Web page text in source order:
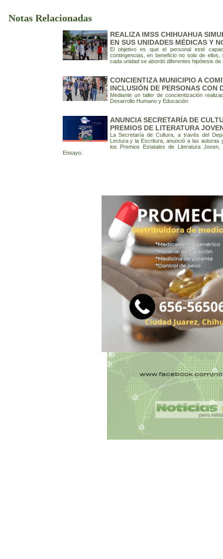
Notas Relacionadas
REALIZA IMSS CHIHUAHUA
EN SUS UNIDADES MÉDICAS Y
El objetivo es que el personal esté
contingencias, en beneficio no solo de
cada unidad se abordó diferentes hipótesis de
CONCIENTIZA MUNICIPIO A
INCLUSIÓN DE PERSONAS CON
Mediante un taller de concientización
Desarrollo Humano y Educación
ANUNCIA SECRETARÍA DE
PREMIOS DE LITERATURA
La Secretaría de Cultura, a través del
Lectura y la Escritura, anunció a las
los Premios Estatales de Literatura
Ensayo.